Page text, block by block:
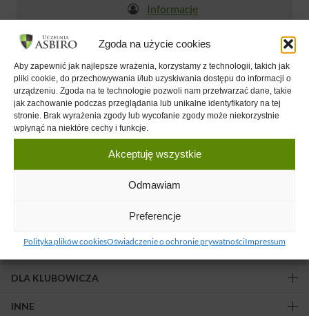
Zgoda na użycie cookies
Aby zapewnić jak najlepsze wrażenia, korzystamy z technologii, takich jak
pliki cookie, do przechowywania i/lub uzyskiwania dostępu do informacji o
urządzeniu. Zgoda na te technologie pozwoli nam przetwarzać dane, takie
jak zachowanie podczas przeglądania lub unikalne identyfikatory na tej
stronie. Brak wyrażenia zgody lub wycofanie zgody może niekorzystnie
wpłynąć na niektóre cechy i funkcje.
Akceptuję wszystkie
Odmawiam
Preferencje
Polityka plików cookiesOświadczenie o ochronie prywatnościImpressum
Informacje
Nadchodzące wydarzenia
Brak zaplanowanych wydarzeń.
OFERTA
DLA KLUBOWICZA
INNE